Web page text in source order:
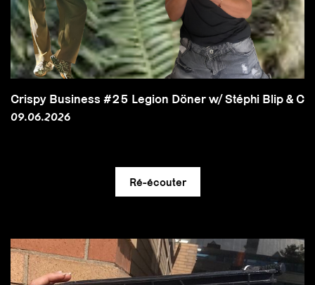
Crispy Business #25 Legion Döner w/ Stéphi Blip &
09.06.2026